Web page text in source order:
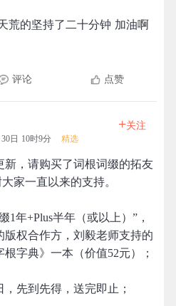
荒的坚持了二十分钟 加油啊
评论 点赞
日 10时9分 精选
+关注
新，请购买了词根词缀的拓友
家一直以来的支持。
年+Plus半年（或以上）”，
版权合作方，刘毅老师支持的
字典》一本（价值52元）；
先到先得，送完即止；